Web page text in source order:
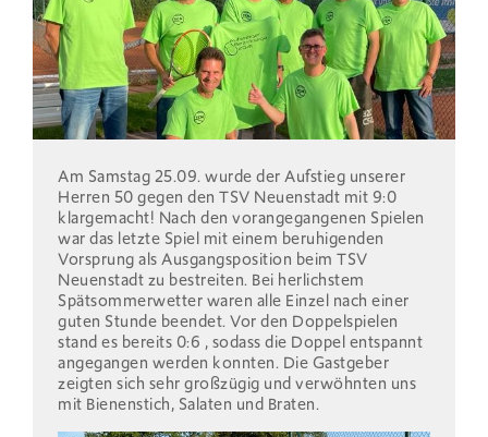
Am Samstag 25.09. wurde der Aufstieg unserer
Herren 50 gegen den TSV Neuenstadt mit 9:0
klargemacht! Nach den vorangegangenen Spielen
war das letzte Spiel mit einem beruhigenden
Vorsprung als Ausgangsposition beim TSV
Neuenstadt zu bestreiten. Bei herlichstem
Spätsommerwetter waren alle Einzel nach einer
guten Stunde beendet. Vor den Doppelspielen
stand es bereits 0:6 , sodass die Doppel entspannt
angegangen werden konnten. Die Gastgeber
zeigten sich sehr großzügig und verwöhnten uns
mit Bienenstich, Salaten und Braten.